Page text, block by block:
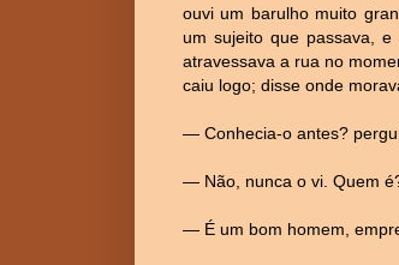
ouvi um barulho muito
um sujeito que passava,
atravessava a rua no
caiu logo; disse onde
— Conhecia-o antes?
— Não, nunca o vi. Quem
— É um bom homem,